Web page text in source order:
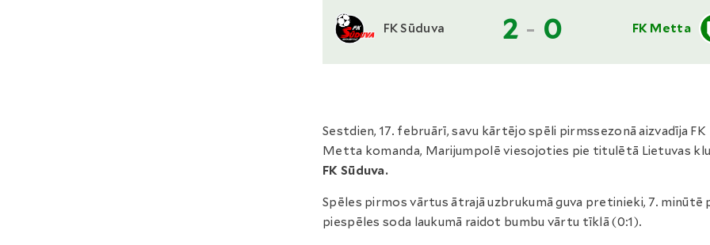
FK Sūduva 2 - 0 FK Metta
Sestdien, 17. februārī, savu kārtējo spēli pirmssezonā aizvadīja FK
Metta komanda, Marijumpolē viesojoties pie titulētā Lietuvas
FK Sūduva.
Spēles pirmos vārtus ātrajā uzbrukumā guva pretinieki, 7. minūtē
piespēles soda laukumā raidot bumbu vārtu tīklā (0:1).